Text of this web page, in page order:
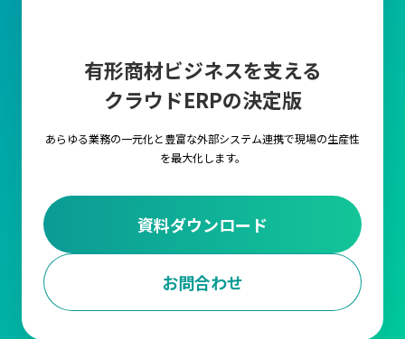
有形商材ビジネスを支える
クラウドERPの決定版
あらゆる業務の一元化と豊富な外部システム連携で現場の生産性
を最大化します。
資料ダウンロード
お問合わせ